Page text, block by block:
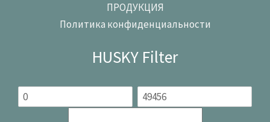
ПРОДУКЦИЯ
Политика конфиденциальности
HUSKY Filter